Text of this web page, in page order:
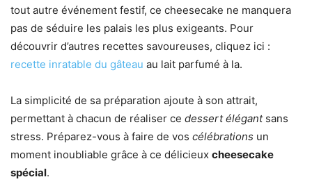
tout autre événement festif, ce cheesecake ne manquera
pas de séduire les palais les plus exigeants. Pour
découvrir d’autres recettes savoureuses, cliquez ici :
recette inratable du gâteau au lait parfumé à la.
La simplicité de sa préparation ajoute à son attrait,
permettant à chacun de réaliser ce dessert élégantsans
stress. Préparez-vous à faire de vos célébrations un
moment inoubliable grâce à ce délicieux cheesecake
spécial.